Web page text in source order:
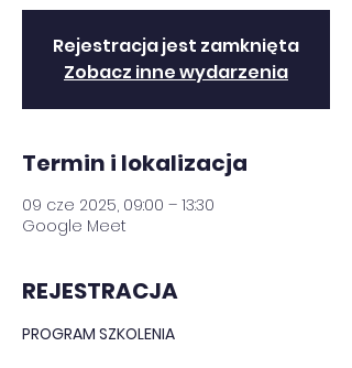
Rejestracja jest zamknięta
Zobacz inne wydarzenia
Termin i lokalizacja
09 cze 2025, 09:00 – 13:30
Google Meet
REJESTRACJA
PROGRAM SZKOLENIA